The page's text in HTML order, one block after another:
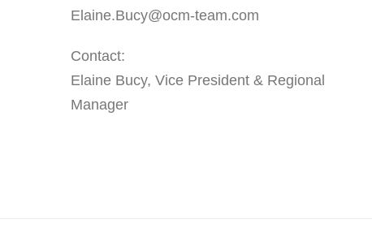
Elaine.Bucy@ocm-team.com
Contact:
Elaine Bucy, Vice President & Regional
Manager